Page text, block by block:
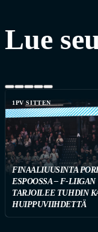
Lue
1PV SITTEN
FINAALIUUSINTA
ESPOOSSA – F-LIIGAN
TARJOILEE TUHDIN
HUIPPUVIIHDETTÄ